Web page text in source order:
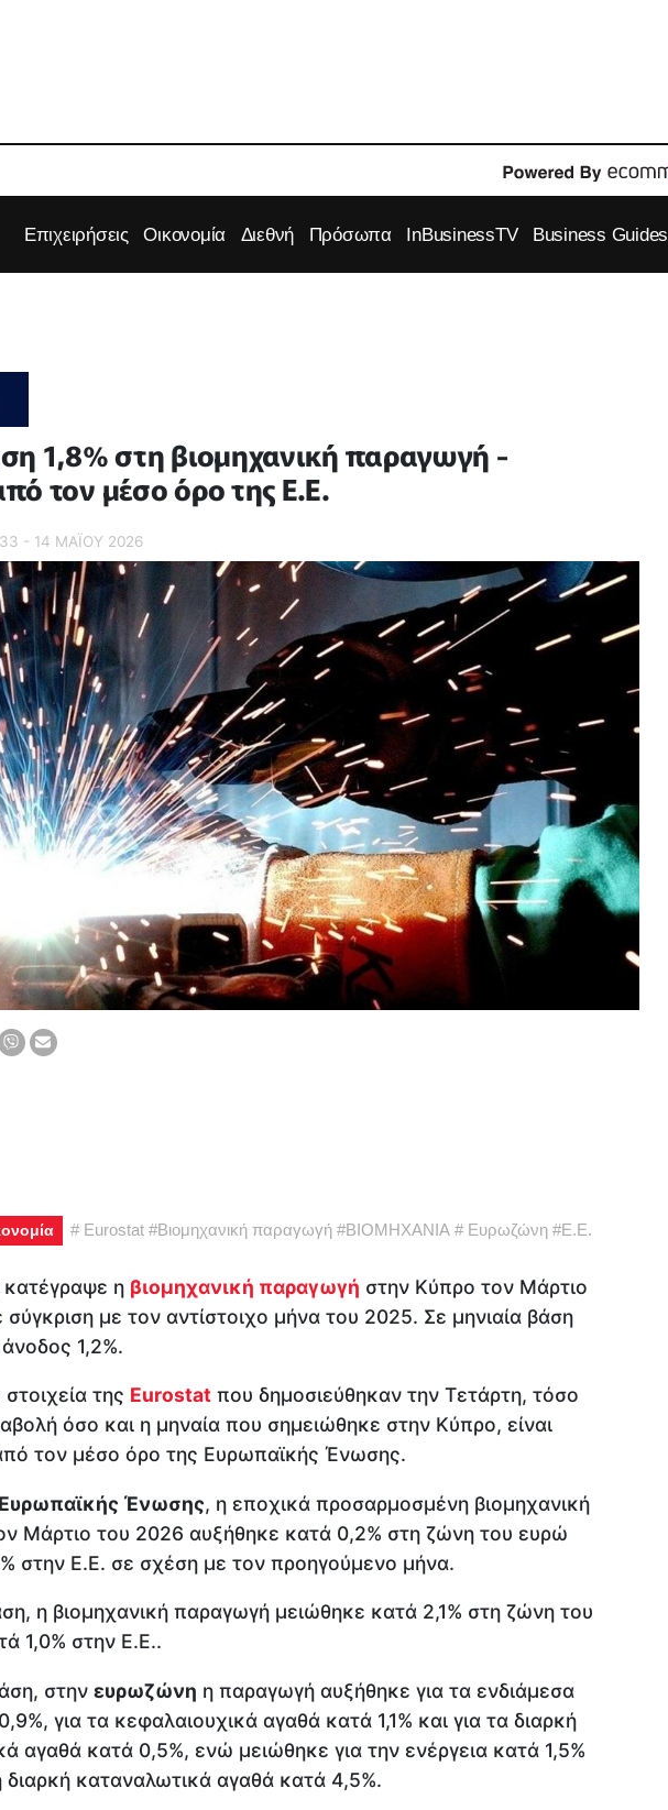
Επιχειρήσεις Οικονομία Διεθνή Πρόσωπα InBusinessTV Business Guides
1,8% στη βιομηχανική παραγωγή -
τον μέσο όρο της Ε.Ε.
- 14 ΜΑΪ́ΟΥ 2026
#Eurostat #Βιομηχανική παραγωγή #ΒΙΟΜΗΧΑΝΙΑ #Ευρωζώνη #Ε.Ε.
κατέγραψε η βιομηχανική παραγωγή στην Κύπρο τον Μάρτιο
με τον αντίστοιχο μήνα του 2025. Σε μηνιαία βάση
1,2%.
της Eurostat που δημοσιεύθηκαν την Τετάρτη, τόσο
όσο και η μηναία που σημειώθηκε στην Κύπρο, είναι
τον μέσο όρο της Ευρωπαϊκής Ένωσης.
Ένωσης, η εποχικά προσαρμοσμένη βιομηχανική
Μάρτιο του 2026 αυξήθηκε κατά 0,2% στη ζώνη του ευρώ
στην Ε.Ε. σε σχέση με τον προηγούμενο μήνα.
η βιομηχανική παραγωγή μειώθηκε κατά 2,1% στη ζώνη του
1,0% στην Ε.Ε..
στην ευρωζώνη η παραγωγή αυξήθηκε για τα ενδιάμεσα
για τα κεφαλαιουχικά αγαθά κατά 1,1% και για τα διαρκή
αγαθά κατά 0,5%, ενώ μειώθηκε για την ενέργεια κατά 1,5%
διαρκή καταναλωτικά αγαθά κατά 4,5%.